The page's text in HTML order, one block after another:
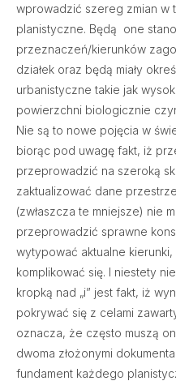
wprowadzić szereg zmian w
planistyczne. Będą one
przeznaczeń/kierunków
działek oraz będą miały
urbanistyczne takie jak
powierzchni biologicznie
Nie są to nowe pojęcia w
biorąc pod uwagę fakt, iż
przeprowadzić na szeroką
zaktualizować dane
(zwłaszcza te mniejsze) nie
przeprowadzić sprawne
wytypować aktualne
komplikować się. I niestety
kropką nad „i” jest fakt, iż
pokrywać się z celami
oznacza, że często muszą
dwoma złożonymi
fundament każdego